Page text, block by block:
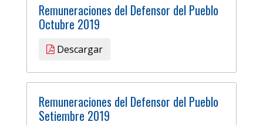
Remuneraciones del Defensor del Pueblo
Octubre 2019
Descargar
Remuneraciones del Defensor del Pueblo
Setiembre 2019